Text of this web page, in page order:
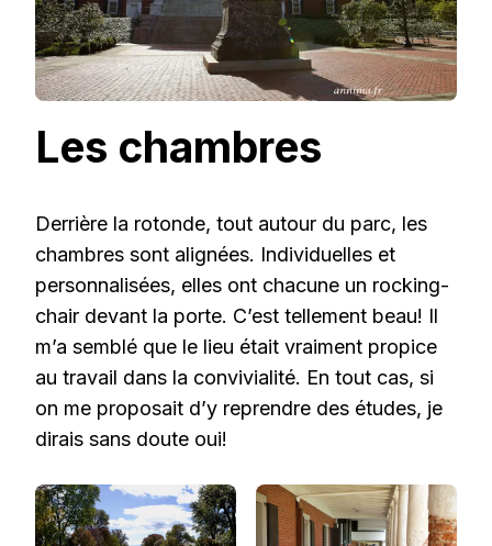
Les chambres
Derrière la rotonde, tout autour du parc, les
chambres sont alignées. Individuelles et
personnalisées, elles ont chacune un rocking-
chair devant la porte. C’est tellement beau! Il
m’a semblé que le lieu était vraiment propice
au travail dans la convivialité. En tout cas, si
on me proposait d’y reprendre des études, je
dirais sans doute oui!